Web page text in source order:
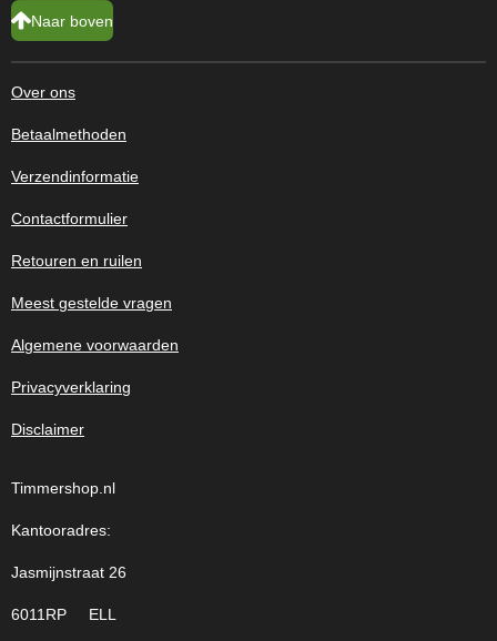
Naar boven
Over ons
Betaalmethoden
Verzendinformatie
Contactformulier
Retouren en ruilen
Meest gestelde vragen
Algemene voorwaarden
Privacyverklaring
Disclaimer
Timmershop.nl
Kantooradres:
Jasmijnstraat 26
6011RP ELL